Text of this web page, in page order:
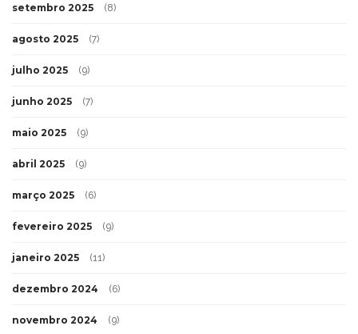
setembro 2025 (8)
agosto 2025 (7)
julho 2025 (9)
junho 2025 (7)
maio 2025 (9)
abril 2025 (9)
março 2025 (6)
fevereiro 2025 (9)
janeiro 2025 (11)
dezembro 2024 (6)
novembro 2024 (9)